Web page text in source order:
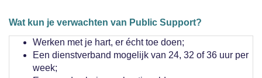
Wat kun je verwachten van Public Support?
Werken met je hart, er écht toe doen;
Een dienstverband mogelijk van 24, 32 of 36 uur per
week;